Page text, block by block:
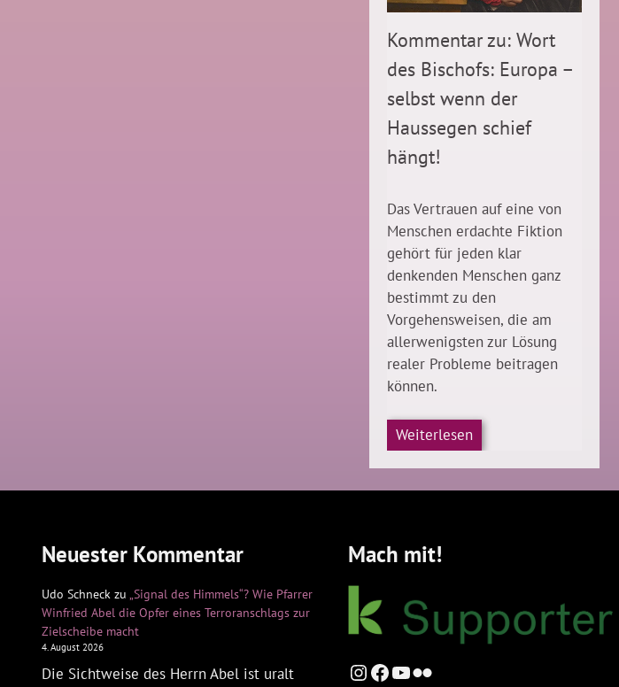
Kommentar zu: Wort
des Bischofs: Europa –
selbst wenn der
Haussegen schief
hängt!
Das Vertrauen auf eine von
Menschen erdachte Fiktion
gehört für jeden klar
denkenden Menschen ganz
bestimmt zu den
Vorgehensweisen, die am
allerwenigsten zur Lösung
realer Probleme beitragen
können.
Weiterlesen
Neuester Kommentar
Udo Schneck zu „Signal des Himmels“? Wie Pfarrer
Winfried Abel die Opfer eines Terroranschlags zur
Zielscheibe macht
4. August 2026
Die Sichtweise des Herrn Abel ist uralt
Mach mit!
Instagram
Facebook
YouTube
Flickr